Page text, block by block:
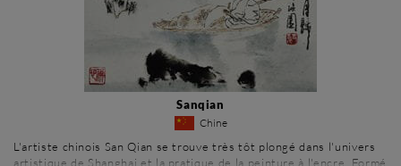
Sanqian
Chine
L'artiste chinois San Qian se trouve très tôt plongé dans l'univers
artistique de Shanghai et la pratique de la peinture à l'encre. Formé